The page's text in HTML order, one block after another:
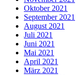
Oktober 2021
September 2021
August 2021
Juli 2021
Juni 2021
Mai 2021
April 2021
März 2021